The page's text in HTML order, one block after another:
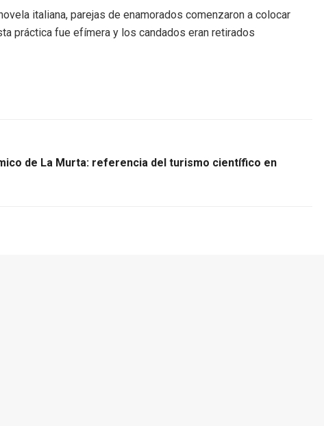
italiana, parejas de enamorados comenzaron a colocar
práctica fue efímera y los candados eran retirados
de La Murta: referencia del turismo científico en